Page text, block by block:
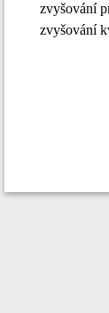
zvyšování
zvyšování